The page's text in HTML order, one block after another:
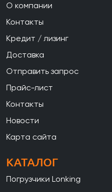
О компании
Контакты
Кредит / лизинг
Доставка
Отправить запрос
Прайс-лист
Контакты
Новости
Карта сайта
КАТАЛОГ
Погрузчики Lonking